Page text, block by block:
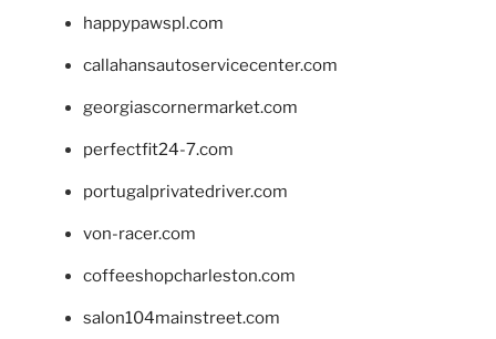
happypawspl.com
callahansautoservicecenter.com
georgiascornermarket.com
perfectfit24-7.com
portugalprivatedriver.com
von-racer.com
coffeeshopcharleston.com
salon104mainstreet.com